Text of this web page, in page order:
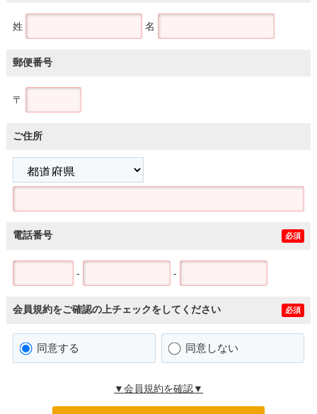
姓 名
郵便番号
〒
ご住所
電話番号 必須
- -
会員規約をご確認の上チェックをしてください 必須
同意する 同意しない
▼会員規約を確認▼